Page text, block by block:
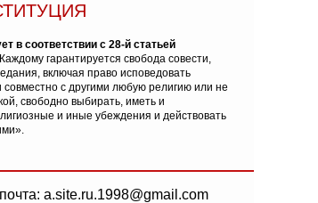
в соответствии с 28-й статьей
гарантируется свобода совести,
включая право исповедовать
совместно с другими любую религию или не
свободно выбирать, иметь и
и иные убеждения и действовать
a.site.ru.1998@gmail.com